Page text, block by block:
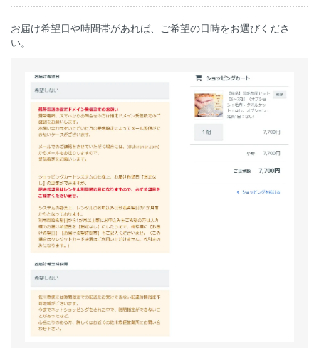
お届け希望日や時間帯があれば、ご希望の日時をお選びくださ
い。